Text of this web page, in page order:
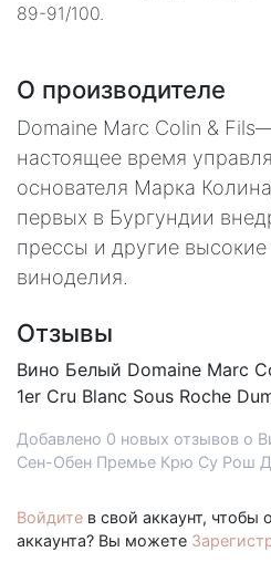
89-91/100.
О производителе
Domaine Marc Colin &
настоящее время
основателя Марка
первых в Бургундии
прессы и другие высокие
виноделия.
Отзывы
Вино Белый Domaine Marc
1er Cru Blanc Sous Roche
Добавлено 0 новых отзывов о
Сен-Обен Премье Крю Су Рош
Войдите в свой аккаунт, чтобы
аккаунта? Вы можете